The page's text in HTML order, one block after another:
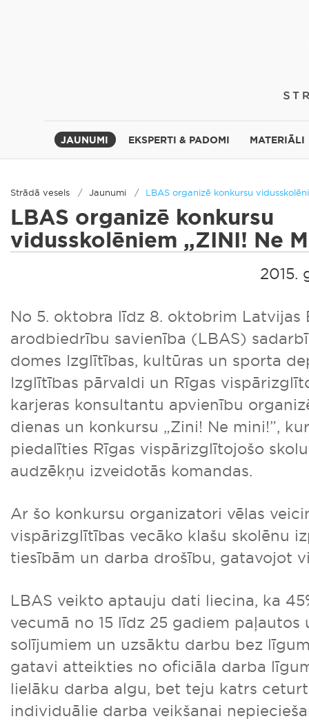
JAUNUMI EKSPERTI & PADOMI MATERIĀLI
Strādā vesels Jaunumi LBAS organizē konkursu
LBAS organizē konkursu
vidusskolēniem „ZINI! Ne
2015.
No 5. oktobra līdz 8. oktobrim Latvijas
arodbiedrību savienība (LBAS)
domes Izglītības, kultūras un sporta
Izglītības pārvaldi un Rīgas
karjeras konsultantu apvienību
dienas un konkursu „Zini! Ne mini!”,
piedalīties Rīgas vispārizglītojošo
audzēkņu izveidotās komandas.
Ar šo konkursu organizatori vēlas
vispārizglītības vecāko klašu skolēnu
tiesībām un darba drošību, gatavojot
LBAS veikto aptauju dati liecina, ka
vecumā no 15 līdz 25 gadiem paļautos
solījumiem un uzsāktu darbu bez
gatavi atteikties no oficiāla darba
lielāku darba algu, bet teju katrs
individuālie darba veikšanai